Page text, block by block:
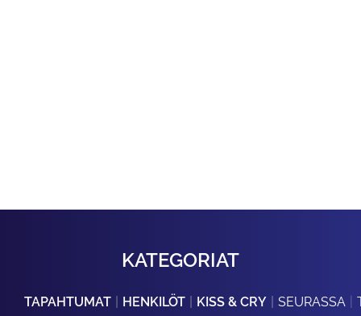
KATEGORIAT
TAPAHTUMAT HENKILÖT KISS & CRY SEURASSA